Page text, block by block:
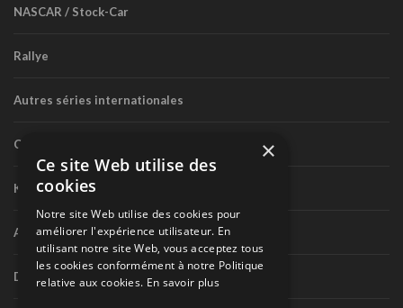
NASCAR / Stock-Car
Rallye
Autres séries internationales
Circuit routier canadien
Karting
Autres séries nationales
Divers
×
Ce site Web utilise des
cookies
Notre site Web utilise des cookies pour
améliorer l'expérience utilisateur. En
utilisant notre site Web, vous acceptez tous
les cookies conformément à notre Politique
relative aux cookies. En savoir plus